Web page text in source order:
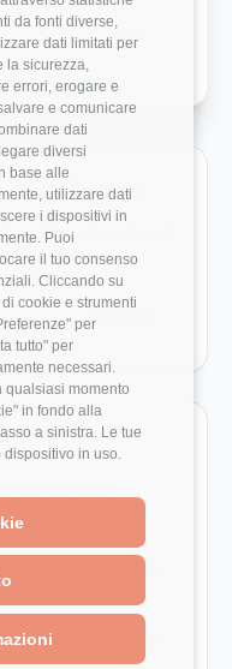
da fonti diverse,
dati limitati per
sicurezza,
errori, erogare e
e comunicare
dati
diversi
base alle
utilizzare dati
i dispositivi in
Puoi
il tuo consenso
Cliccando su
cookie e strumenti
per
tutto" per
necessari.
qualsiasi momento
in fondo alla
a sinistra. Le tue
in uso.
1/5
Nextech
e benchmark